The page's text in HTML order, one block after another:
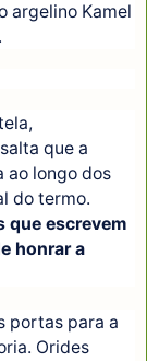
argelino Kamel
que a
ao longo dos
do termo.
que escrevem
honrar a
portas para a
Orides